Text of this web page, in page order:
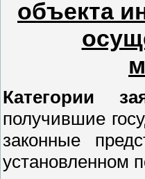
объекта
Категории
получившие
законные
установленном